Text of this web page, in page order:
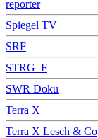
reporter
Spiegel TV
SRF
STRG_F
SWR Doku
Terra X
Terra X Lesch & Co